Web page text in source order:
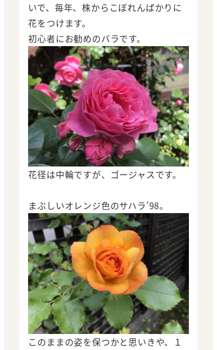
いで、毎年、株からこぼれんばかりに
花をつけます。
初心者にお勧めのバラです。
花径は中輪ですが、ゴージャスです。
まぶしいオレンジ色のサハラ’98。
このままの姿を保つかと思いきや、１